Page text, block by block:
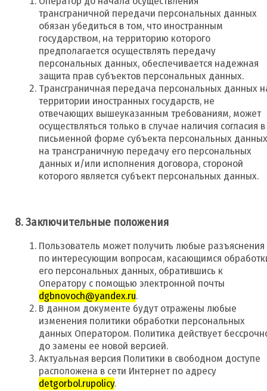
трансграничной передачи персональных данных
обязан убедиться в том, что иностранным
государством, на территорию которого
предполагается осуществлять передачу
персональных данных, обеспечивается надежная
защита прав субъектов персональных данных.
Трансграничная передача персональных данных
территории иностранных государств, не
отвечающих вышеуказанным требованиям, может
осуществляться только в случае наличия согласия в
письменной форме субъекта персональных данных
на трансграничную передачу его персональных
данных и/или исполнения договора, стороной
которого является субъект персональных данных.
8. Заключительные положения
Пользователь может получить любые разъяснения
по интересующим вопросам, касающимся
его персональных данных, обратившись к
Оператору с помощью электронной почты
dgbnovoch@yandex.ru.
В данном документе будут отражены любые
изменения политики обработки персональных
данных Оператором. Политика действует
до замены ее новой версией.
Актуальная версия Политики в свободном доступе
расположена в сети Интернет по адресу
detgorbol.rupolicy.